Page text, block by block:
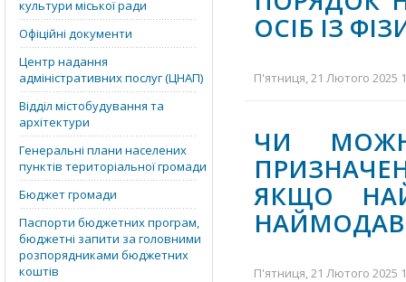
культури міської ради
Офіційні документи
Центр надання
адміністративних послуг (ЦНАП)
Відділ містобудування та
архітектури
Генеральні плани населених
пунктів територіальної громади
Бюджет громади
Паспорти бюджетних програм,
бюджетні запити за головними
розпорядниками бюджетних
коштів
ОСІБ ІЗ
П'ятниця, 21 Лютого 2025
ЧИ
ЯКЩО
П'ятниця, 21 Лютого 2025